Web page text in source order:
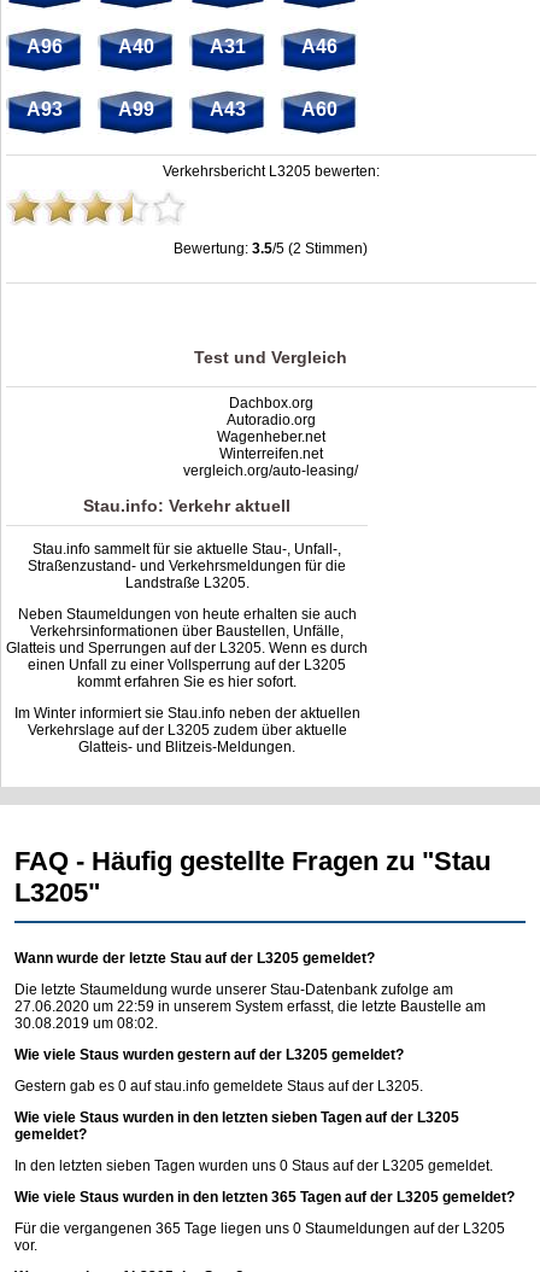
A96 A40 A31 A46
A93 A99 A43 A60
Verkehrsbericht L3205 bewerten:
Bewertung:3.5/5 (2 Stimmen)
Stau L3205: Unfälle, Sperrung & Baustellen | Staumelder L3205 ,3.5out of5
Test und Vergleich
Dachbox.org
Autoradio.org
Wagenheber.net
Winterreifen.net
vergleich.org/auto-leasing/
Stau.info: Verkehr aktuell
Stau.info sammelt für sie aktuelle Stau-, Unfall-,
Straßenzustand- und Verkehrsmeldungen für die
Landstraße L3205.
Neben Staumeldungen von heute erhalten sie auch
Verkehrsinformationen über Baustellen, Unfälle,
Glatteis und Sperrungen auf der L3205. Wenn es durch
einen Unfall zu einer Vollsperrung auf der L3205
kommt erfahren Sie es hier sofort.
Im Winter informiert sie Stau.info neben der aktuellen
Verkehrslage auf der L3205 zudem über aktuelle
Glatteis- und Blitzeis-Meldungen.
FAQ - Häufig gestellte Fragen zu "Stau
L3205"
Wann wurde der letzte Stau auf der L3205 gemeldet?
Die letzte Staumeldung wurde unserer Stau-Datenbank zufolge am
27.06.2020 um 22:59 in unserem System erfasst, die letzte Baustelle am
30.08.2019 um 08:02.
Wie viele Staus wurden gestern auf der L3205 gemeldet?
Gestern gab es 0 aufstau.info gemeldete Staus auf der L3205.
Wie viele Staus wurden in den letzten sieben Tagen auf der L3205
gemeldet?
In den letzten sieben Tagen wurden uns 0 Staus auf der L3205 gemeldet.
Wie viele Staus wurden in den letzten 365 Tagen auf der L3205 gemeldet?
Für die vergangenen 365 Tage liegen uns 0 Staumeldungen auf der L3205
vor.